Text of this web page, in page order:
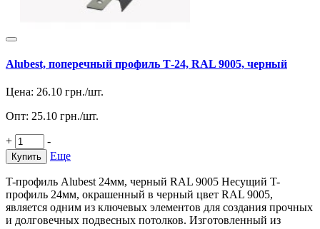
Alubest, поперечный профиль Т-24, RAL 9005, черный
Цена: 26.10 грн./шт.
Опт: 25.10 грн./шт.
+ -
Купить Еще
T-профиль Alubest 24мм, черный RAL 9005 Несущий T-
профиль 24мм, окрашенный в черный цвет RAL 9005,
является одним из ключевых элементов для создания прочных
и долговечных подвесных потолков. Изготовленный из